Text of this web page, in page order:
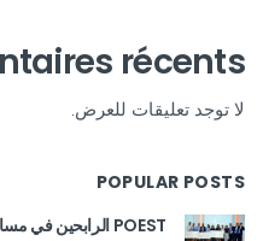
récents
لا توجد تعليقات للعرض.
POPULAR POSTS
POEST الرابحين في مسابقة اورونج les applications